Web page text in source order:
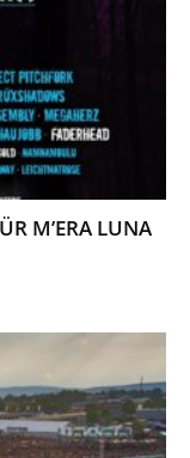
M’ERA LUNA